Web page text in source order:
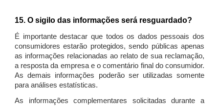
15. O sigilo das informações será resguardado?
É importante destacar que todos os dados pessoais dos
consumidores estarão protegidos, sendo públicas apenas
as informações relacionadas ao relato de sua reclamação,
a resposta da empresa e o comentário final do consumidor.
As demais informações poderão ser utilizadas somente
para análises estatísticas.
As informações complementares solicitadas durante a